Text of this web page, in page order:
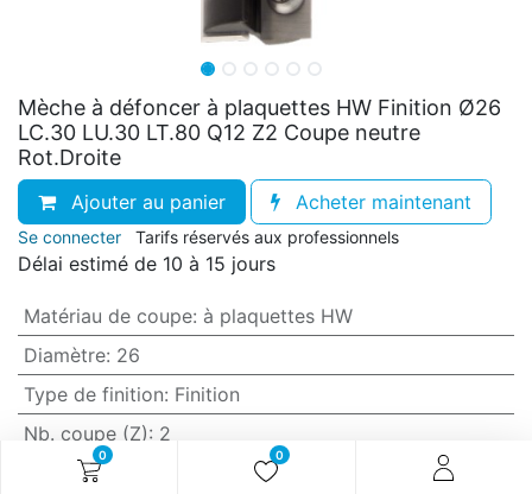
0 0
Mèche à défoncer à plaquettes HW Finition Ø26
LC.30 LU.30 LT.80 Q12 Z2 Coupe neutre
Rot.Droite
Ajouter au panier Acheter maintenant
Se connecter Tarifs réservés aux professionnels
Délai estimé de 10 à 15 jours
Matériau de coupe: à plaquettes HW
Diamètre: 26
Type de finition: Finition
Nb. coupe (Z): 2
Sens de la coupe
Coupe neutre